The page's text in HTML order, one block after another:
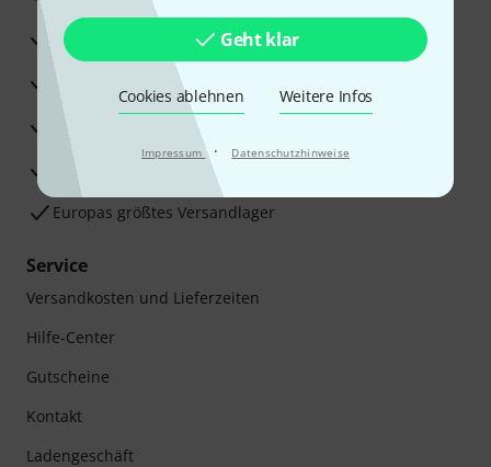
Geht klar
Cookies ablehnen Weitere Infos
Impressum · Datenschutzhinweise
30 Tage Money-Back-Garantie
Beratung durch Fachexperten
Zufriedenheitsgarantie
Europas größtes Versandlager
Service
Versandkosten und Lieferzeiten
Hilfe-Center
Gutscheine
Kontakt
Ladengeschäft